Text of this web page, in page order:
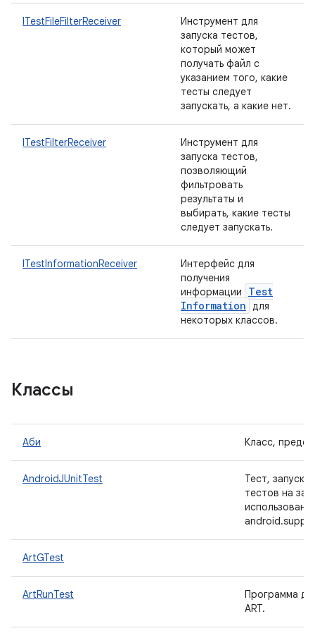
ITestFileFilterReceiver
Инструмент для
запуска тестов,
который может
получать файл с
указанием того, какие
тесты следует
запускать, а какие нет.
ITestFilterReceiver
Инструмент для
запуска тестов,
позволяющий
фильтровать
результаты и
выбирать, какие тесты
следует запускать.
ITestInformationReceiver
Интерфейс для
получения
информации
Test
Information для
некоторых классов.
Классы
Аби Класс,
AndroidJUnitTest
Тест,
тестов на
ArtGTest
ArtRunTest
Программа
ART.